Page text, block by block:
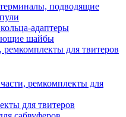
подводящие
адаптеры
шайбы
ремкомплекты для твитеров
ремкомплекты для
для твитеров